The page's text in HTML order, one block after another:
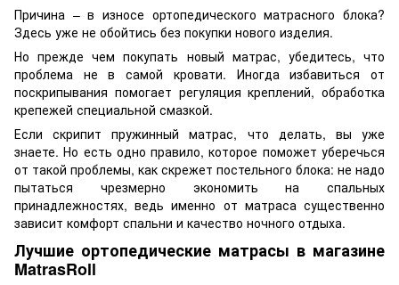
Причина – в износе ортопедического матрасного блока?
Здесь уже не обойтись без покупки нового изделия.
Но прежде чем покупать новый матрас, убедитесь, что
проблема не в самой кровати. Иногда избавиться от
поскрипывания помогает регуляция креплений, обработка
крепежей специальной смазкой.
Если скрипит пружинный матрас, что делать, вы уже
знаете. Но есть одно правило, которое поможет уберечься
от такой проблемы, как скрежет постельного блока: не надо
пытаться чрезмерно экономить на спальных
принадлежностях, ведь именно от матраса существенно
зависит комфорт спальни и качество ночного отдыха.
Лучшие ортопедические матрасы в магазине
MatrasRoll